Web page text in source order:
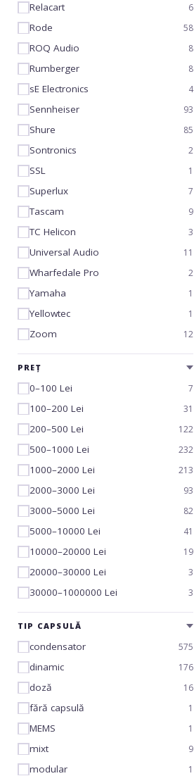
Relacart 6
Rode 58
ROQ Audio 8
Rumberger 8
sE Electronics 4
Sennheiser 93
Shure 85
Sontronics 2
SSL 1
Superlux 7
Tascam 9
TC Helicon 3
Universal Audio 11
Wharfedale Pro 2
Yamaha 1
Yellowtec 1
Zoom 12
PREȚ
0–100 Lei 7
100–200 Lei 31
200–500 Lei 122
500–1000 Lei 232
1000–2000 Lei 213
2000–3000 Lei 93
3000–5000 Lei 82
5000–10000 Lei 41
10000–20000 Lei 19
20000–30000 Lei 3
30000–1000000 Lei 3
TIP CAPSULĂ
condensator 575
dinamic 176
doză 16
fără capsulă 1
MEMS 1
mixt 9
modular 1